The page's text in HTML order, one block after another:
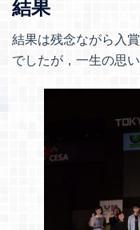
結果
結果は残念ながら入
でしたが，一生の思